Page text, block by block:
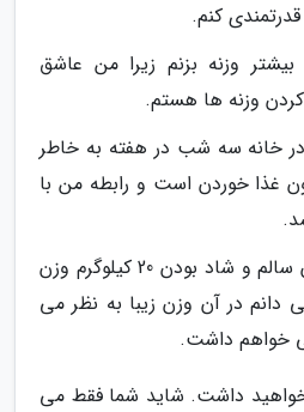
کنم.
وزنه بزنم زیرا من عاشق
وزنه ها هستم.
خانه سه شب در هفته به خاطر
غذا خوردن است و رابطه من با
برای بازگشت به وزن سالم و شاد بودن 20 کیلوگرم وزن
دانم در آن وزن زیبا به نظر می
خواهم داشت.
داشت. شاید شما فقط می